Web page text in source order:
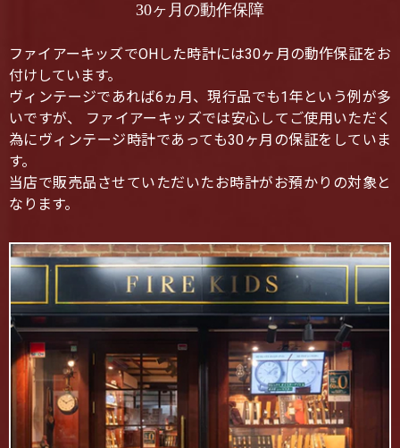
30ヶ月の動作保障
ファイアーキッズでOHした時計には30ヶ月の動作保証をお
付けしています。
ヴィンテージであれば6ヵ月、現行品でも1年という例が多
いですが、 ファイアーキッズでは安心してご使用いただく
為にヴィンテージ時計であっても30ヶ月の保証をしていま
す。
当店で販売品させていただいたお時計がお預かりの対象と
なります。